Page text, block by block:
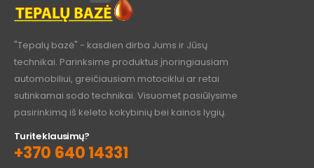
"Tepalų bazė" - kasdien dirba Jums ir Jūsų
technikai. Parinksime produktus įnoringiausiam
automobiliui, greičiausiam motociklui ar retai
sutinkamai sodo technikai. Visuomet pasiūlysime
pasirinkimą iš keleto kokybinių bei kainos lygių.
Turite klausimų?
+370 640 14331